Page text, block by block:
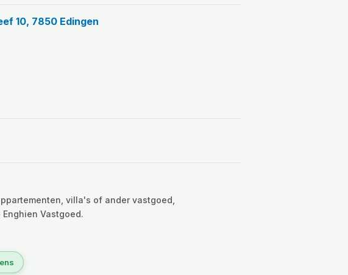
10, 7850 Edingen
villa's of ander vastgoed,
Vastgoed.